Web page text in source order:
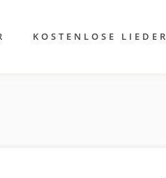
KOSTENLOSE LIEDER